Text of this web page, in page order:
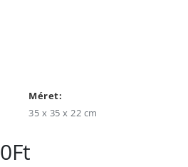
Méret:
35 x 35 x 22 cm
Ft